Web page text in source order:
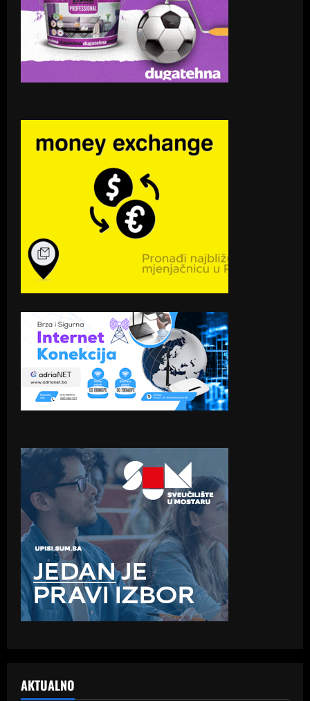
AKTUALNO